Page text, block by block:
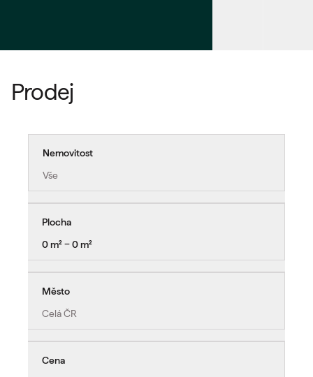
Prodej
Nemovitost
Vše
Plocha
0 m² − 0 m²
Město
Celá ČR
Cena